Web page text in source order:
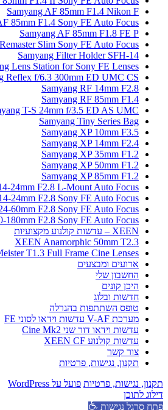
Samyang AF 85mm F1.4 Nikon F
85mm F1.4 Sony FE Auto Focus
Samyang AF 85mm F1.8 FE P
Slim Sony FE Auto Focus
Samyang Filter Holder SFH-14
Lens Station for Sony FE Lenses
Reflex f/6.3 300mm ED UMC CS
Samyang RF 14mm F2.8
Samyang RF 85mm F1.4
T-S 24mm f/3.5 ED AS UMC
Samyang Tiny Series Bag
Samyang XP 10mm F3.5
Samyang XP 14mm F2.4
Samyang XP 35mm F1.2
Samyang XP 50mm F1.2
Samyang XP 85mm F1.2
24mm F2.8 L-Mount Auto Focus
24mm F2.8 Sony FE Auto Focus
60mm F2.8 Sony FE Auto Focus
180mm F2.8 Sony FE Auto Focus
XEEN – עדשות קולנוע מקצועיות
XEEN Anamorphic 50mm T2.3
T1.3 Full Frame Cine Lenses
ארועים ומבצעים
החשבון שלי
היכן קונים
חדשות ובלוג
טופס השתתפות בהגרלה
מערכת V-AF עדשות וידאו לסוני FE
עדשות וידאו דור שני Cine Mk2
עדשות קולנוע XEEN CF
צור קשר
תקנון, נגישות, פרטיות
תקנון, נגישות, פרטיות פועל על WordPress
דילוג לתוכן
פתח סרגל נגישות